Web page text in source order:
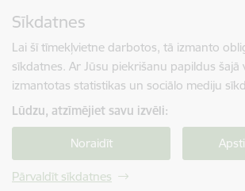
Sīkdatnes
Lai šī tīmekļvietne darbotos, tā izmanto
sīkdatnes. Ar Jūsu piekrišanu papildus šajā
izmantotas statistikas un sociālo mediju
Lūdzu, atzīmējiet savu izvēli:
Noraidīt
Pārvaldīt sīkdatnes